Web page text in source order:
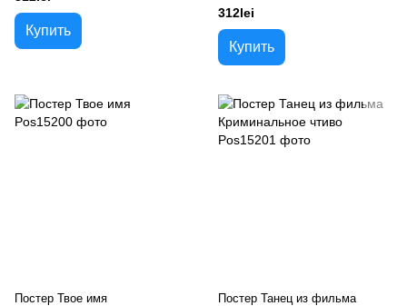
Купить
312lei
Купить
Постер Твое имя
Постер Танец из фильма